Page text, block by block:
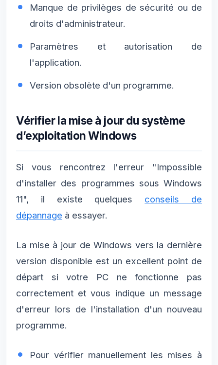
Manque de privilèges de sécurité ou de
droits d'administrateur.
Paramètres et autorisation de
l'application.
Version obsolète d'un programme.
Vérifier la mise à jour du système
d’exploitation Windows
Si vous rencontrez l'erreur "Impossible
d'installer des programmes sous Windows
11", il existe quelques conseils de
dépannage à essayer.
La mise à jour de Windows vers la dernière
version disponible est un excellent point de
départ si votre PC ne fonctionne pas
correctement et vous indique un message
d'erreur lors de l'installation d'un nouveau
programme.
Pour vérifier manuellement les mises à